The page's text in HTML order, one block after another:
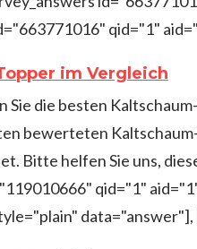
qid="1"
im Vergleich
Sie die besten
bewerteten
Bitte helfen Sie uns,
qid="1"